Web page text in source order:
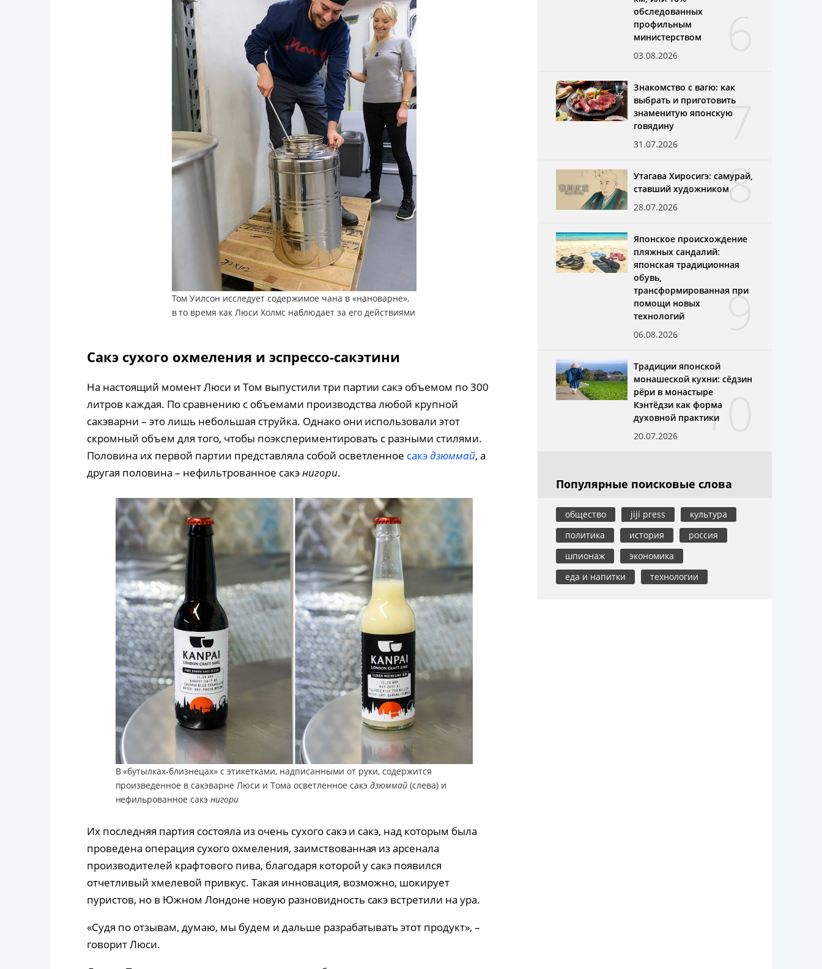
Том Уилсон исследует содержимое чана в «нановарне»,
в то время как Люси Холмс наблюдает за его действиями
Сакэ сухого охмеления и эспрессо-сакэтини
На настоящий момент Люси и Том выпустили три партии сакэ объемом по 300
литров каждая. По сравнению с объемами производства любой крупной
сакэварни – это лишь небольшая струйка. Однако они использовали этот
скромный объем для того, чтобы поэкспериментировать с разными стилями.
Половина их первой партии представляла собой осветленное сакэдзюммай, а
другая половина – нефильтрованное сакэнигори.
В «бутылках-близнецах» с этикетками, надписанными от руки, содержится
произведенное в сакэварне Люси и Тома осветленное сакэ дзюммай(слева) и
нефильрованное сакэнигори
Их последняя партия состояла из очень сухого сакэ и сакэ, над которым была
проведена операция сухого охмеления, заимствованная из арсенала
производителей крафтового пива, благодаря которой у сакэ появился
отчетливый хмелевой привкус. Такая инновация, возможно, шокирует
пуристов, но в Южном Лондоне новую разновидность сакэ встретили на ура.
«Судя по отзывам, думаю, мы будем и дальше разрабатывать этот продукт», –
говорит Люси.
обследованных
профильным
министерством
03.08.2026
7
Знакомство с вагю: как
выбрать и приготовить
знаменитую японскую
говядину
31.07.2026
8
Утагава Хиросигэ: самурай,
ставший художником
28.07.2026
9
Японское происхождение
пляжных сандалий:
японская традиционная
обувь,
трансформированная при
помощи новых
технологий
06.08.2026
10
Традиции японской
монашеской кухни: сёдзин
рёри в монастыре
Кэнтёдзи как форма
духовной практики
20.07.2026
Популярные поисковые слова
общество jiji press
культура
политика
история
россия
шпионаж
экономика
еда и напитки
технологии